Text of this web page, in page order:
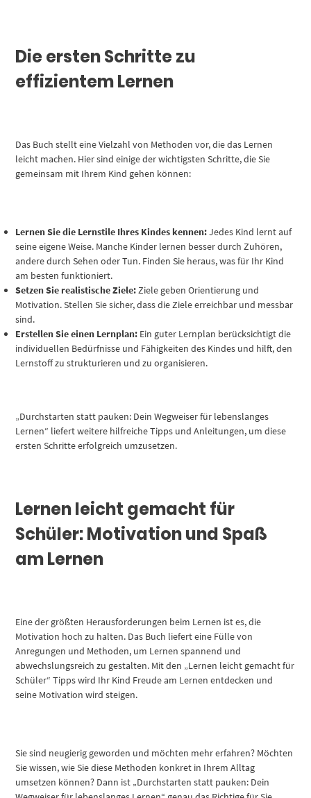
Die ersten Schritte zu
effizientem Lernen
Das Buch stellt eine Vielzahl von Methoden vor, die das Lernen
leicht machen. Hier sind einige der wichtigsten Schritte, die Sie
gemeinsam mit Ihrem Kind gehen können:
Lernen Sie die Lernstile Ihres Kindes kennen:Jedes Kind lernt auf
seine eigene Weise. Manche Kinder lernen besser durch Zuhören,
andere durch Sehen oder Tun. Finden Sie heraus, was für Ihr Kind
am besten funktioniert.
Setzen Sie realistische Ziele:Ziele geben Orientierung und
Motivation. Stellen Sie sicher, dass die Ziele erreichbar und messbar
sind.
Erstellen Sie einen Lernplan: Ein guter Lernplan berücksichtigt die
individuellen Bedürfnisse und Fähigkeiten des Kindes und hilft, den
Lernstoff zu strukturieren und zu organisieren.
„Durchstarten statt pauken: Dein Wegweiser für lebenslanges
Lernen“ liefert weitere hilfreiche Tipps und Anleitungen, um diese
ersten Schritte erfolgreich umzusetzen.
Lernen leicht gemacht für
Schüler: Motivation und Spaß
am Lernen
Eine der größten Herausforderungen beim Lernen ist es, die
Motivation hoch zu halten. Das Buch liefert eine Fülle von
Anregungen und Methoden, um Lernen spannend und
abwechslungsreich zu gestalten. Mit den „Lernen leicht gemacht für
Schüler“ Tipps wird Ihr Kind Freude am Lernen entdecken und
seine Motivation wird steigen.
Sie sind neugierig geworden und möchten mehr erfahren? Möchten
Sie wissen, wie Sie diese Methoden konkret in Ihrem Alltag
umsetzen können? Dann ist „Durchstarten statt pauken: Dein